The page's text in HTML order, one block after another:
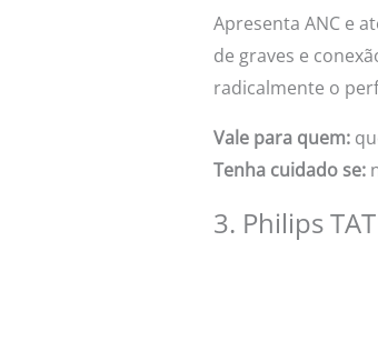
Apresenta ANC e
de graves e
radicalmente o
Vale para quem:
Tenha cuidado se:
3. Philips